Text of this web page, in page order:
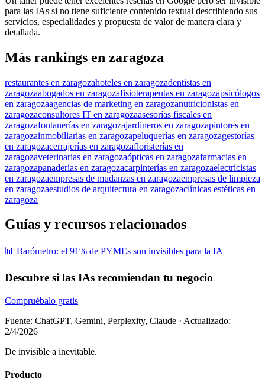
para las IAs si no tiene suficiente contenido textual describiendo sus
servicios, especialidades y propuesta de valor de manera clara y
detallada.
Más rankings en zaragoza
restaurantes en zaragozahoteles en zaragozadentistas en
zaragozaabogados en zaragozafisioterapeutas en zaragozapsicólogos
en zaragozaagencias de marketing en zaragozanutricionistas en
zaragozaconsultores IT en zaragozaasesorías fiscales en
zaragozafontanerías en zaragozajardineros en zaragozapintores en
zaragozainmobiliarias en zaragozapeluquerías en zaragozagestorías
en zaragozacerrajerías en zaragozafloristerías en
zaragozaveterinarias en zaragozaópticas en zaragozafarmacias en
zaragozapanaderías en zaragozacarpinterías en zaragozaelectricistas
en zaragozaempresas de mudanzas en zaragozaempresas de limpieza
en zaragozaestudios de arquitectura en zaragozaclínicas estéticas en
zaragoza
Guías y recursos relacionados
📊 Barómetro: el 91% de PYMEs son invisibles para la IA
Descubre si las IAs recomiendan tu negocio
Compruébalo gratis
Fuente: ChatGPT, Gemini, Perplexity, Claude · Actualizado:
2/4/2026
De invisible a inevitable.
Producto